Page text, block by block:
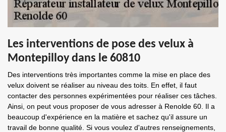
Les interventions de pose des velux à
Montepilloy dans le 60810
Des interventions très importantes comme la mise en place des
velux doivent se réaliser au niveau des toits. En effet, il faut
contacter des personnes expérimentées pour réaliser ces tâches.
Ainsi, on peut vous proposer de vous adresser à Renolde 60. Il a
beaucoup d'expérience en la matière et sachez qu'il assure un
travail de bonne qualité. Si vous voulez d'autres renseignements,